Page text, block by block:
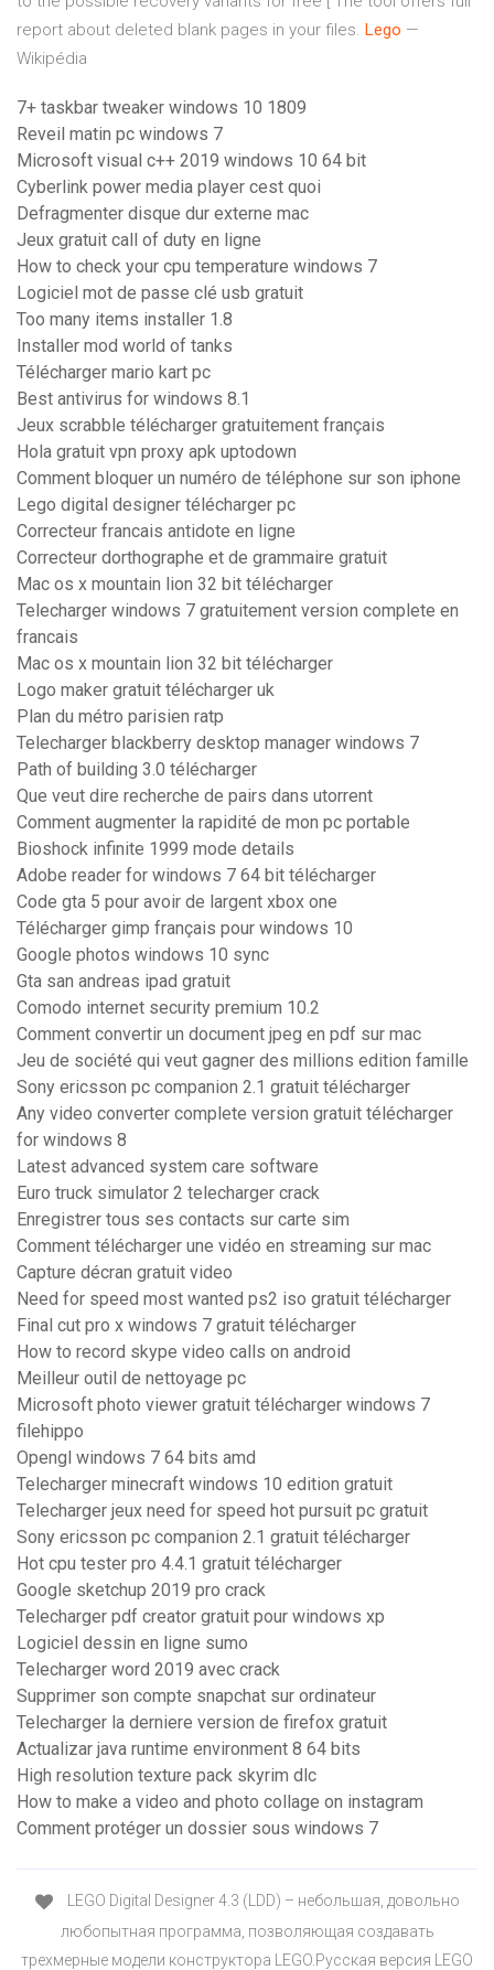
report about deleted blank pages in your files. Lego —
Wikipédia
7+ taskbar tweaker windows 10 1809
Reveil matin pc windows 7
Microsoft visual c++ 2019 windows 10 64 bit
Cyberlink power media player cest quoi
Defragmenter disque dur externe mac
Jeux gratuit call of duty en ligne
How to check your cpu temperature windows 7
Logiciel mot de passe clé usb gratuit
Too many items installer 1.8
Installer mod world of tanks
Télécharger mario kart pc
Best antivirus for windows 8.1
Jeux scrabble télécharger gratuitement français
Hola gratuit vpn proxy apk uptodown
Comment bloquer un numéro de téléphone sur son iphone
Lego digital designer télécharger pc
Correcteur francais antidote en ligne
Correcteur dorthographe et de grammaire gratuit
Mac os x mountain lion 32 bit télécharger
Telecharger windows 7 gratuitement version complete en
francais
Mac os x mountain lion 32 bit télécharger
Logo maker gratuit télécharger uk
Plan du métro parisien ratp
Telecharger blackberry desktop manager windows 7
Path of building 3.0 télécharger
Que veut dire recherche de pairs dans utorrent
Comment augmenter la rapidité de mon pc portable
Bioshock infinite 1999 mode details
Adobe reader for windows 7 64 bit télécharger
Code gta 5 pour avoir de largent xbox one
Télécharger gimp français pour windows 10
Google photos windows 10 sync
Gta san andreas ipad gratuit
Comodo internet security premium 10.2
Comment convertir un document jpeg en pdf sur mac
Jeu de société qui veut gagner des millions edition famille
Sony ericsson pc companion 2.1 gratuit télécharger
Any video converter complete version gratuit télécharger
for windows 8
Latest advanced system care software
Euro truck simulator 2 telecharger crack
Enregistrer tous ses contacts sur carte sim
Comment télécharger une vidéo en streaming sur mac
Capture décran gratuit video
Need for speed most wanted ps2 iso gratuit télécharger
Final cut pro x windows 7 gratuit télécharger
How to record skype video calls on android
Meilleur outil de nettoyage pc
Microsoft photo viewer gratuit télécharger windows 7
filehippo
Opengl windows 7 64 bits amd
Telecharger minecraft windows 10 edition gratuit
Telecharger jeux need for speed hot pursuit pc gratuit
Sony ericsson pc companion 2.1 gratuit télécharger
Hot cpu tester pro 4.4.1 gratuit télécharger
Google sketchup 2019 pro crack
Telecharger pdf creator gratuit pour windows xp
Logiciel dessin en ligne sumo
Telecharger word 2019 avec crack
Supprimer son compte snapchat sur ordinateur
Telecharger la derniere version de firefox gratuit
Actualizar java runtime environment 8 64 bits
High resolution texture pack skyrim dlc
How to make a video and photo collage on instagram
Comment protéger un dossier sous windows 7
LEGO Digital Designer 4.3 (LDD) – небольшая, довольно
любопытная программа, позволяющая создавать
трехмерные модели конструктора LEGO.Русская версия LEGO